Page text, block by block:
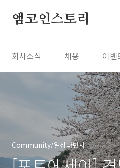
앰코인스토리
회사소식 채용 이벤
Community/일상다반사